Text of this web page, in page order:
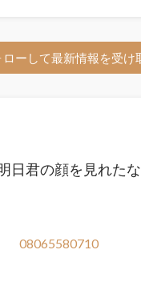
ローして最新情報を受け
日君の顔を見れた
08065580710